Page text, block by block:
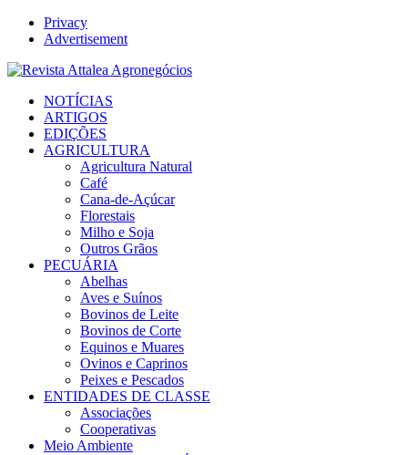
Privacy
Advertisement
NOTÍCIAS
ARTIGOS
EDIÇÕES
AGRICULTURA
Agricultura Natural
Café
Cana-de-Açúcar
Florestais
Milho e Soja
Outros Grãos
PECUÁRIA
Abelhas
Aves e Suínos
Bovinos de Leite
Bovinos de Corte
Equinos e Muares
Ovinos e Caprinos
Peixes e Pescados
ENTIDADES DE CLASSE
Associações
Cooperativas
Meio Ambiente